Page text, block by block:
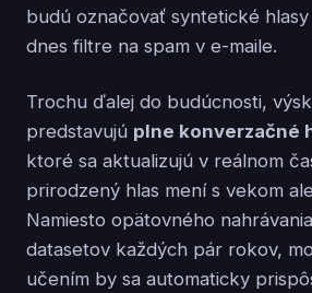
budú označovať syntetické
dnes filtre na spam v e-maile.
Trochu ďalej do budúcnosti,
predstavujú plne konverzačné
ktoré sa aktualizujú v reálnom
prirodzený hlas mení s vekom
Namiesto opätovného
datasetov každých pár rokov,
učením by sa automaticky